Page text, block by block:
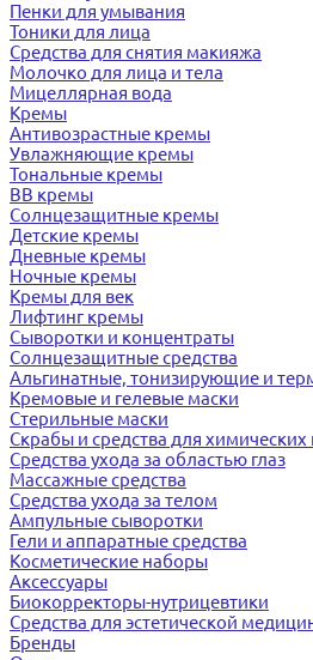
Пенки для умывания
Тоники для лица
Средства для снятия макияжа
Молочко для лица и тела
Мицеллярная вода
Кремы
Антивозрастные кремы
Увлажняющие кремы
Тональные кремы
BB кремы
Солнцезащитные кремы
Детские кремы
Дневные кремы
Ночные кремы
Кремы для век
Лифтинг кремы
Сыворотки и концентраты
Солнцезащитные средства
Альгинатные, тонизирующие и
Кремовые и гелевые маски
Стерильные маски
Скрабы и средства для химических
Средства ухода за областью глаз
Массажные средства
Средства ухода за телом
Ампульные сыворотки
Гели и аппаратные средства
Косметические наборы
Аксессуары
Биокорректоры-нутрицевтики
Средства для эстетической
Бренды